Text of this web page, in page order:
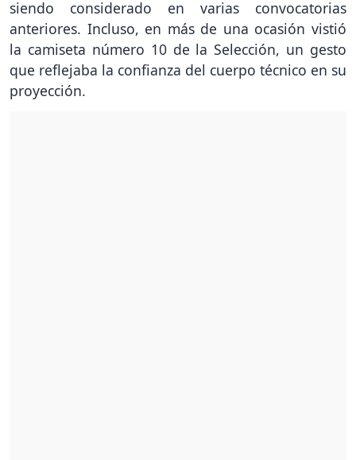
siendo considerado en varias convocatorias
anteriores. Incluso, en más de una ocasión vistió
la camiseta número 10 de la Selección, un gesto
que reflejaba la confianza del cuerpo técnico en su
proyección.